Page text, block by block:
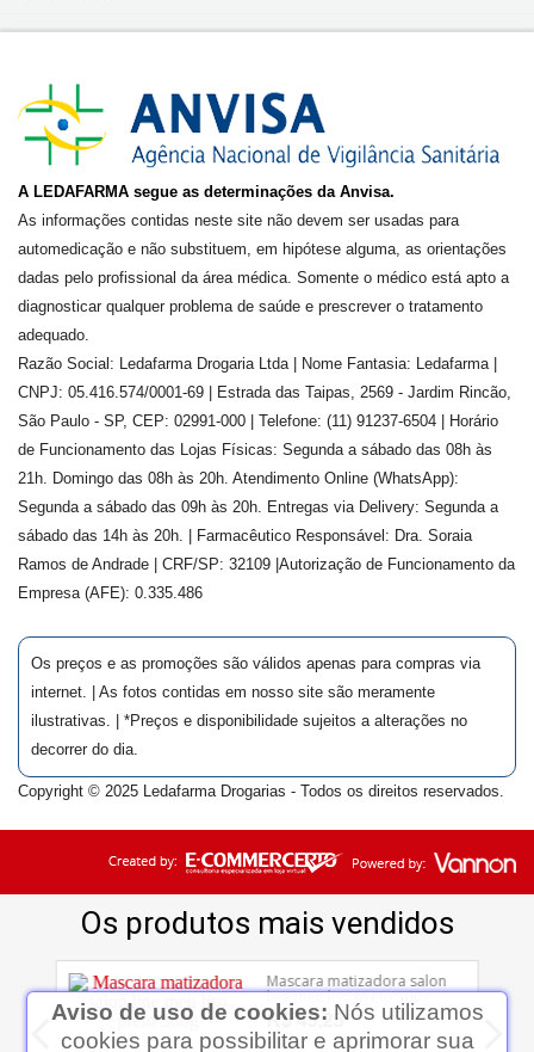
A LEDAFARMA segue as determinações da Anvisa.
As informações contidas neste site não devem ser usadas para
automedicação e não substituem, em hipótese alguma, as orientações
dadas pelo profissional da área médica. Somente o médico está apto a
diagnosticar qualquer problema de saúde e prescrever o tratamento
adequado.
Razão Social: Ledafarma Drogaria Ltda | Nome Fantasia: Ledafarma |
CNPJ: 05.416.574/0001-69 | Estrada das Taipas, 2569 - Jardim Rincão,
São Paulo - SP, CEP: 02991-000 | Telefone: (11) 91237-6504 | Horário
de Funcionamento das Lojas Físicas: Segunda a sábado das 08h às
21h. Domingo das 08h às 20h. Atendimento Online (WhatsApp):
Segunda a sábado das 09h às 20h. Entregas via Delivery: Segunda a
sábado das 14h às 20h. | Farmacêutico Responsável: Dra. Soraia
Ramos de Andrade
| CRF/SP: 32109 |Autorização de Funcionamento da
Empresa (AFE): 0.335.486
Os preços e as promoções são válidos apenas para compras via
internet. | As fotos contidas em nosso site são meramente
ilustrativas. | *Preços e disponibilidade sujeitos a alterações no
decorrer do dia.
Copyright © 2025 Ledafarma Drogarias - Todos os direitos reservados.
Aviso de uso de cookies: Nós utilizamos
cookies para possibilitar e aprimorar sua